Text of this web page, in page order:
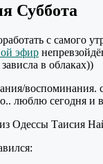
Суббота
с самого
эфир
в облаках))
воспоминания.
люблю сегодня и
Одессы Таисия